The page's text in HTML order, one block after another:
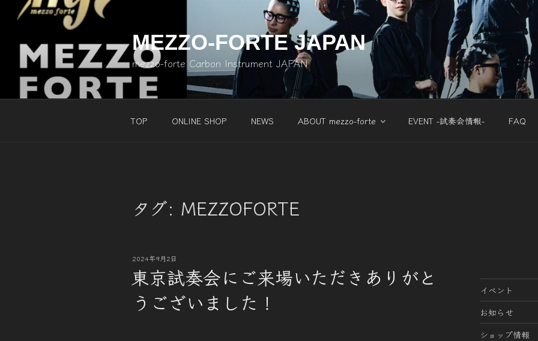
MEZZO-FORTE JAPAN
mezzo-forte Carbon Instrument JAPAN
TOP ONLINE SHOP NEWS ABOUT mezzo-forte EVENT -試奏会情報- FAQ
タグ: MEZZOFORTE
投
日:
2024年9月2日
東京試奏会にご来場いただきありがと
うございました！
イベント
お知らせ
ショップ情報